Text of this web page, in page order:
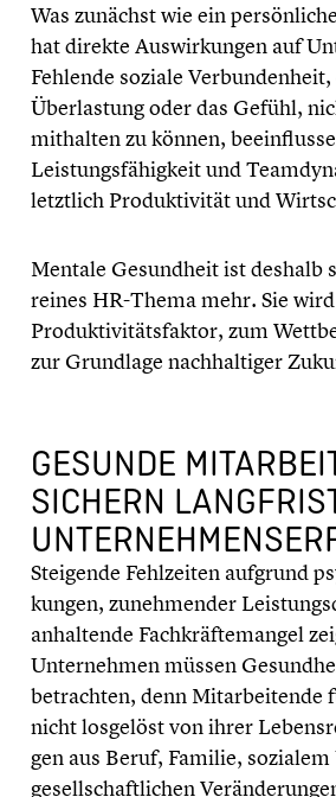
Was zunächst wie ein
hat direkte Auswir­kun­gen auf
Fehlende soziale
Überlas­tung oder das Gefühl,
mithalten zu können,
Leistungs­fä­hig­keit und
letztlich Produk­ti­vi­tät und
Mentale Gesund­heit ist deshalb
reines HR-Thema mehr. Sie
Produk­ti­vi­täts­fak­tor, zum
zur Grundlage nachhal­ti­ger
GESUNDE
SICHERN
Steigende Fehlzei­ten aufgrund
kun­gen, zuneh­men­der
anhal­tende Fachkräf­te­man­gel
Unter­neh­men müssen
betrach­ten, denn Mitar­bei­tende
nicht losgelöst von ihrer
gen aus Beruf, Familie,
gesell­schaft­li­chen